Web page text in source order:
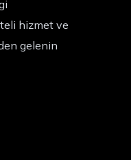
hizmet ve
gelenin